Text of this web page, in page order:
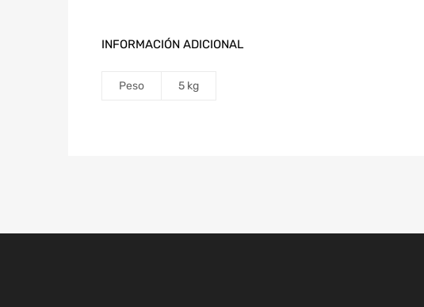
INFORMACIÓN ADICIONAL
Peso 5 kg